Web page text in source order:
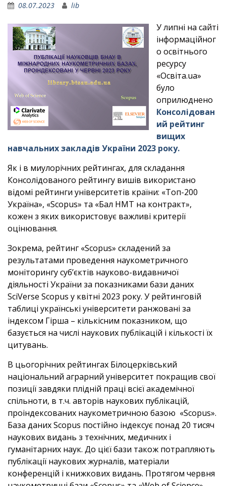
08.07.2023 lib
У липні на сайті
інформаційног
о освітнього
ресурсу
«Освіта.ua»
було
оприлюднено
Консолідован
ий рейтинг
вищих
навчальних закладів України 2023 року.
Як і в миулорічних рейтингах, для складання
Консолідованого рейтингу вишів використано
відомі рейтинги університетів країни: «Топ-200
Україна», «Scopus» та «Бал НМТ на контракт»,
кожен з яких використовує важливі критерії
оцінювання.
Зокрема, рейтинг «Scopus» складений за
результатами проведення наукометричного
моніторингу суб’єктів науково-видавничої
діяльності України за показниками бази даних
SciVerse Scopus у квітні 2023 року. У рейтинговій
таблиці українські університети ранжовані за
індексом Гірша – кількісним показником, що
базується на числі наукових публікацій і кількості їх
цитувань.
В цьогорічних рейтингах Білоцерківський
національний аграрний університет покращив свої
позиції завдяки плідній праці всієї академічної
спільноти, в т.ч. авторів наукових публікацій,
проіндексованих наукометричною базою «Scopus».
База даних Scopus постійно індексує понад 20 тисяч
наукових видань з технічних, медичних і
гуманітарних наук. До цієї бази також потрапляють
публікації наукових журналів, матеріали
конференцій і книжкових видань. Протягом червня